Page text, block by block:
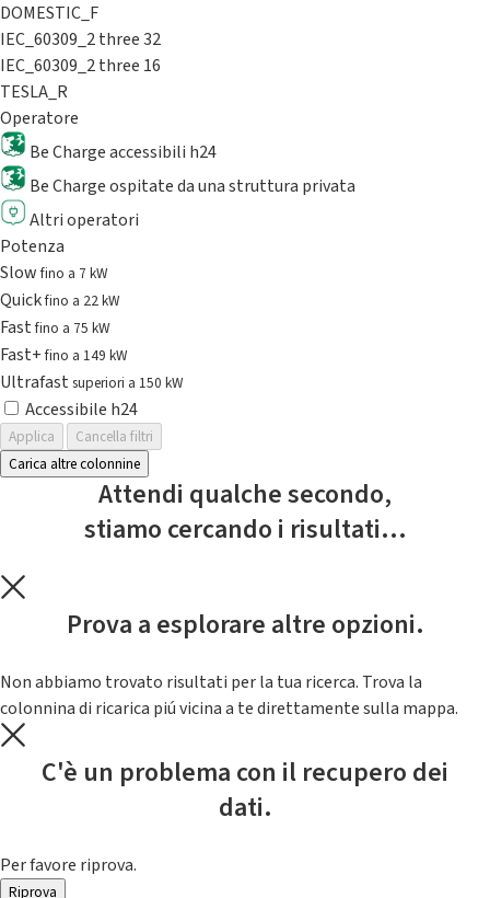
DOMESTIC_F
IEC_60309_2 three 32
IEC_60309_2 three 16
TESLA_R
Operatore
Be Charge accessibili h24
Be Charge ospitate da una struttura privata
Altri operatori
Potenza
Slowfino a 7 kW
Quickfino a 22 kW
Fastfino a 75 kW
Fast+fino a 149 kW
Ultrafast superiori a 150 kW
Accessibile h24
Applica
Cancella filtri
Carica altre colonnine
Attendi qualche secondo,
stiamo cercando i risultati...
Prova a esplorare altre opzioni.
Non abbiamo trovato risultati per la tua ricerca. Trova la
colonnina di ricarica piú vicina a te direttamente sulla mappa.
C'è un problema con il recupero dei
dati.
Per favore riprova.
Riprova